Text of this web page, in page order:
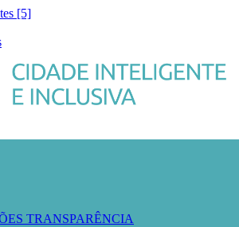
[5]
TRANSPARÊNCIA